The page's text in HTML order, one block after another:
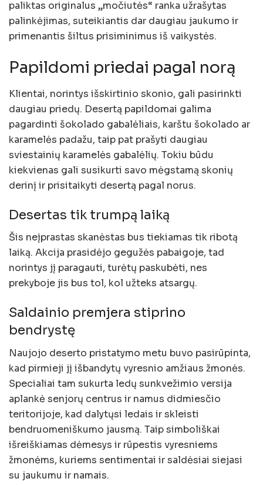
paliktas originalus „močiutės“ ranka užrašytas
palinkėjimas, suteikiantis dar daugiau jaukumo ir
primenantis šiltus prisiminimus iš vaikystės.
Papildomi priedai pagal norą
Klientai, norintys išskirtinio skonio, gali pasirinkti
daugiau priedų. Desertą papildomai galima
pagardinti šokolado gabalėliais, karštu šokolado ar
karamelės padažu, taip pat prašyti daugiau
sviestainių karamelės gabalėlių. Tokiu būdu
kiekvienas gali susikurti savo mėgstamą skonių
derinį ir prisitaikyti desertą pagal norus.
Desertas tik trumpą laiką
Šis neįprastas skanėstas bus tiekiamas tik ribotą
laiką. Akcija prasidėjo gegužės pabaigoje, tad
norintys jį paragauti, turėtų paskubėti, nes
prekyboje jis bus tol, kol užteks atsargų.
Saldainio premjera stiprino
bendrystę
Naujojo deserto pristatymo metu buvo pasirūpinta,
kad pirmieji jį išbandytų vyresnio amžiaus žmonės.
Specialiai tam sukurta ledų sunkvežimio versija
aplankė senjorų centrus ir namus didmiesčio
teritorijoje, kad dalytųsi ledais ir skleisti
bendruomeniškumo jausmą. Taip simboliškai
išreiškiamas dėmesys ir rūpestis vyresniems
žmonėms, kuriems sentimentai ir saldėsiai siejasi
su jaukumu ir namais.